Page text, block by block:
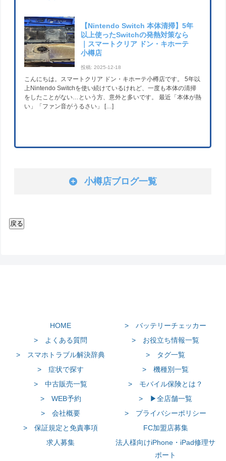
【Nintendo Switch 本体清掃】5年
以上使ったSwitchの発熱対策なら
｜スマートクリア ドン・キホーテ
小樽店
投稿: 2025-12-18
こんにちは。スマートクリア ドン・キホーテ小樽店です。 5年以
上Nintendo Switchを使い続けているけれど、一度も本体の清掃
をしたことがない…という方、意外と多いです。 最近「本体が熱
い」「ファン音がうるさい」 […]
小樽店ブログ一覧
HOME
> バッテリーチェッカー
> よくある質問
> お役立ち情報一覧
> スマホトラブル解決辞典
> タグ一覧
> 症状で探す
> 機種別一覧
> 中古販売一覧
> モバイル保険とは？
> WEB予約
> ▶全店舗一覧
> 会社概要
> プライバシーポリシー
> 保証規定と免責事項
FC加盟店募集
求人募集
法人様向けiPhone・iPad修理サ
ポート